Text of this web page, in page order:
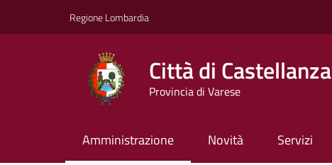
Regione Lombardia
Città di Castellanza
Provincia di Varese
Amministrazione Novità Servizi